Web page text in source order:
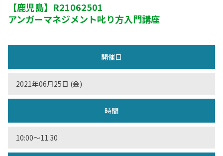
【鹿児島】 R21062501
アンガーマネジメント叱り方入門講座
開催日
2021年06月25日 (金)
時間
10:00〜11:30